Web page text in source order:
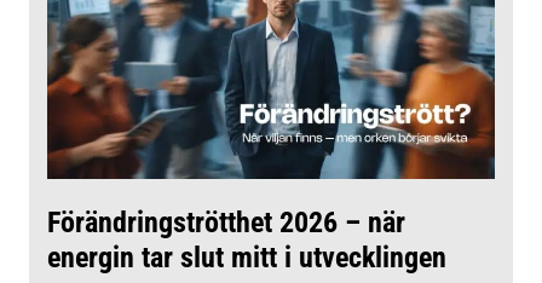
Förändringströtthet 2026 – när
energin tar slut mitt i utvecklingen